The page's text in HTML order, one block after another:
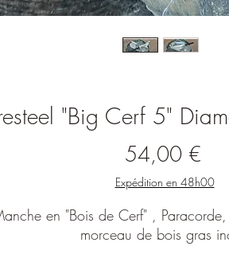
"Big Cerf 5"
54,00 €Prix
Expédition en 48h00
en "Bois de Cerf" ,
morceau de bois gras